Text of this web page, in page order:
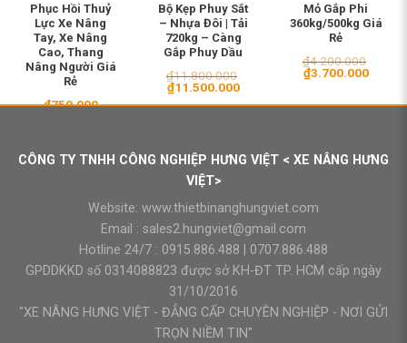
Phục Hồi Thuỷ
Lực Xe Nâng
Tay, Xe Nâng
Cao, Thang
Nâng Người Giá
Rẻ
₫750.000
Bộ Kẹp Phuy Sắt
– Nhựa Đôi | Tải
720kg – Càng
Gắp Phuy Dầu
₫11.800.000
Giá
gốc
là:
₫11.500.000Giá
tại
Mỏ Gắp Phi
360kg/500kg Giá
Rẻ
₫4.200.000
Giá
gốc
₫4.200.000.
₫3.700.000Giá
là:
CÔNG TY TNHH CÔNG NGHIỆP HƯNG VIỆT < XE NÂNG HƯNG
VIỆT>
Website: www.thietbinanghungviet.com
Email : sales2.hungviet@gmail.com
Hotline 24/7 : 0915.886.488
0707.886.488
GPDDKKD số 0314088823 được sở KH-ĐT TP. HCM cấp ngày
31/10/2016
"XE NÂNG HƯNG VIỆT - ĐẲNG CẤP CHUYÊN NGHIỆP - NƠI GỬI
TRỌN NIỀM TIN"